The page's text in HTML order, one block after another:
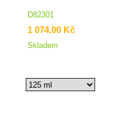
D82301
1 074,00 Kč
Skladem